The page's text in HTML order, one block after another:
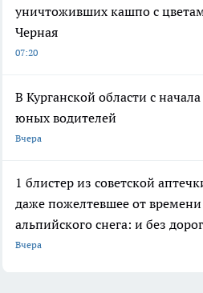
уничтоживших кашпо с
Черная
07:20
В Курганской области с
юных водителей
Вчера
1 блистер из советской
даже пожелтевшее от времени
альпийского снега: и без
Вчера